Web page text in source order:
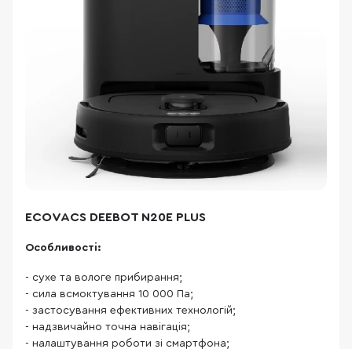
ECOVACS DEEBOT N20E PLUS
Особливості:
- сухе та вологе прибирання;
- сила всмоктування 10 000 Па;
- застосування ефективних технологій;
- надзвичайно точна навігація;
- налаштування роботи зі смартфона;